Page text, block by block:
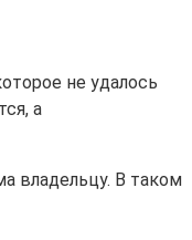
не удалось
а
владельцу. В таком